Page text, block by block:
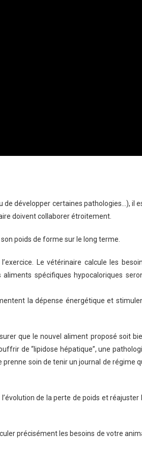
de développer certaines pathologies…), il
doivent collaborer étroitement.
poids de forme sur le long terme.
Le vétérinaire calcule les
spécifiques hypocaloriques
la dépense énergétique et
que le nouvel aliment proposé soit
de “lipidose hépatique”, une
soin de tenir un journal de régime
de la perte de poids et réajuster
précisément les besoins de votre